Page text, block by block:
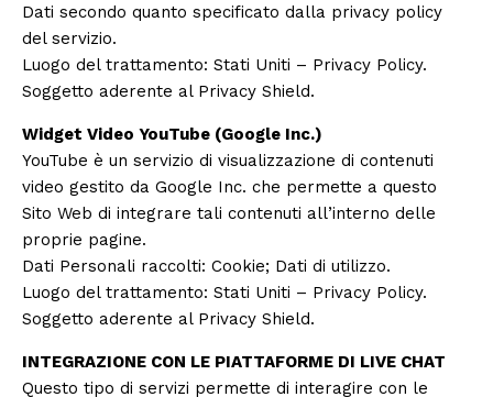
Dati secondo quanto specificato dalla privacy policy
del servizio.
Luogo del trattamento: Stati Uniti – Privacy Policy.
Soggetto aderente al Privacy Shield.
Widget Video YouTube (Google Inc.)
YouTube è un servizio di visualizzazione di contenuti
video gestito da Google Inc. che permette a questo
Sito Web di integrare tali contenuti all’interno delle
proprie pagine.
Dati Personali raccolti: Cookie; Dati di utilizzo.
Luogo del trattamento: Stati Uniti – Privacy Policy.
Soggetto aderente al Privacy Shield.
INTEGRAZIONE CON LE PIATTAFORME DI LIVE CHAT
Questo tipo di servizi permette di interagire con le